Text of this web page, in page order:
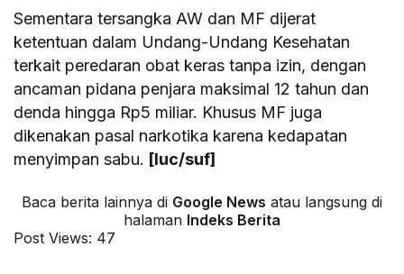
Sementara tersangka AW dan MF dijerat
ketentuan dalam Undang-Undang Kesehatan
terkait peredaran obat keras tanpa izin, dengan
ancaman pidana penjara maksimal 12 tahun dan
denda hingga Rp5 miliar. Khusus MF juga
dikenakan pasal narkotika karena kedapatan
menyimpan sabu. [luc/suf]
Baca berita lainnya di Google News atau langsung di
halaman Indeks Berita
Post Views: 47